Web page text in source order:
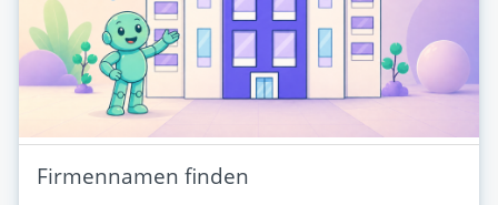
Firmennamen finden